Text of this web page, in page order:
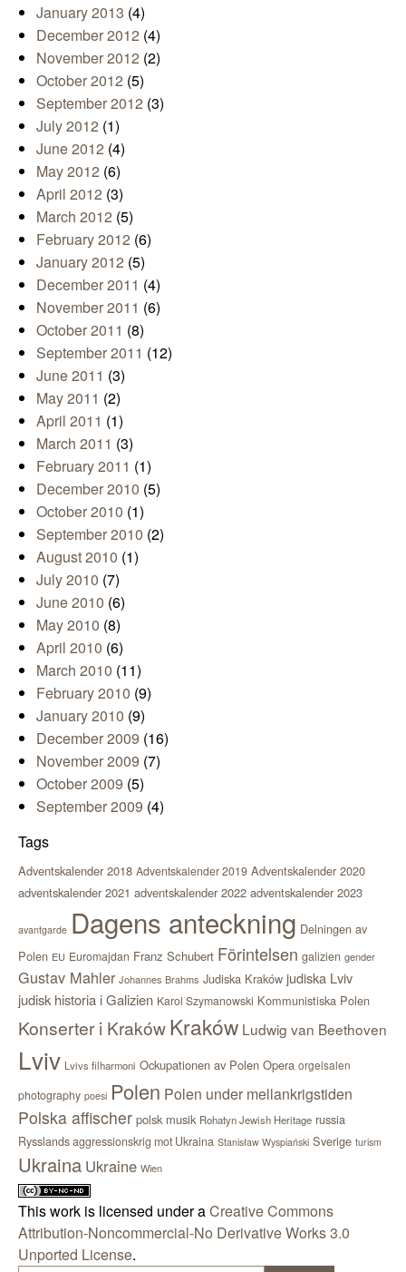
January 2013 (4)
December 2012 (4)
November 2012 (2)
October 2012 (5)
September 2012 (3)
July 2012 (1)
June 2012 (4)
May 2012 (6)
April 2012 (3)
March 2012 (5)
February 2012 (6)
January 2012 (5)
December 2011 (4)
November 2011 (6)
October 2011 (8)
September 2011 (12)
June 2011 (3)
May 2011 (2)
April 2011 (1)
March 2011 (3)
February 2011 (1)
December 2010 (5)
October 2010 (1)
September 2010 (2)
August 2010 (1)
July 2010 (7)
June 2010 (6)
May 2010 (8)
April 2010 (6)
March 2010 (11)
February 2010 (9)
January 2010 (9)
December 2009 (16)
November 2009 (7)
October 2009 (5)
September 2009 (4)
Tags
Adventskalender 2018 Adventskalender 2019 Adventskalender 2020
adventskalender 2021 adventskalender 2022 adventskalender 2023
avantgarde Dagens anteckning Delningen av
Polen EU Euromajdan Franz Schubert Förintelsen galizien gender
Gustav Mahler Johannes Brahms Judiska Kraków judiska Lviv
judisk historia i Galizien Karol Szymanowski Kommunistiska Polen
Konserter i KrakówKraków Ludwig van Beethoven
Lviv Lvivs filharmoni Ockupationen av Polen Opera orgelsalen
photography poesi Polen Polen under mellankrigstiden
Polska affischer polsk musik Rohatyn Jewish Heritage russia
Rysslands aggressionskrig mot Ukraina Stanisław Wyspiański Sverige turism
Ukraina Ukraine Wien
This work is licensed under aCreative Commons
Attribution-Noncommercial-No Derivative Works 3.0
Unported License.